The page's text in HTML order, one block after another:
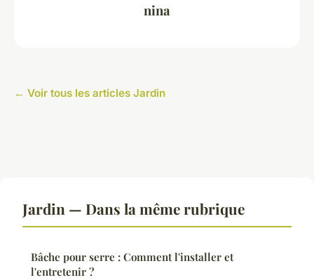
nina
← Voir tous les articles Jardin
Jardin — Dans la même rubrique
Bâche pour serre : Comment l'installer et
l'entretenir ?